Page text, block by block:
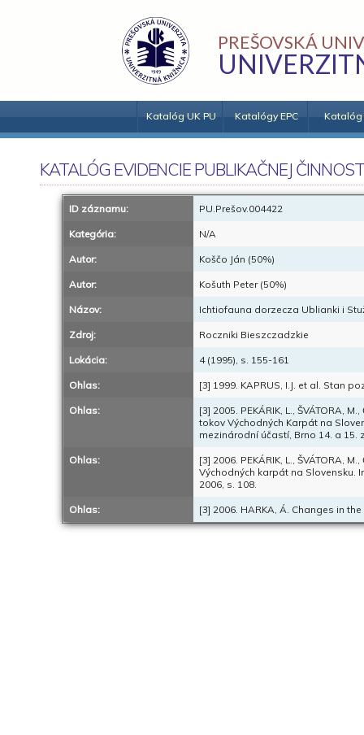
PREŠOVSKÁ
Katalóg UK PU Katalógy EPC Katalóg
KATALÓG EVIDENCIE PUBLIKAČNEJ
ID záznamu: PU.Prešov.004422
Kategória: N/A
Autor: Koščo Ján (50%)
Autor: Košuth Peter (50%)
Názov: Ichtiofauna dorzecza Ublianki i
Zdroj: Roczniki Bieszczadzkie
Lokácia: 4 (1995), s. 155-161
Ohlas: [3] 1999. KAPRUS, I.J. et al. Stan
Ohlas:
[3] 2005. PEKÁRIK, L., ŠVÁTORA,
tokov Východných Karpát na
mezinárodní účastí, Brno 14. a 15.
Ohlas:
[3] 2006. PEKÁRIK, L., ŠVÁTORA,
Východných karpát na Slovensku.
2006, s. 108.
Ohlas: [3] 2006. HARKA, Á. Changes in